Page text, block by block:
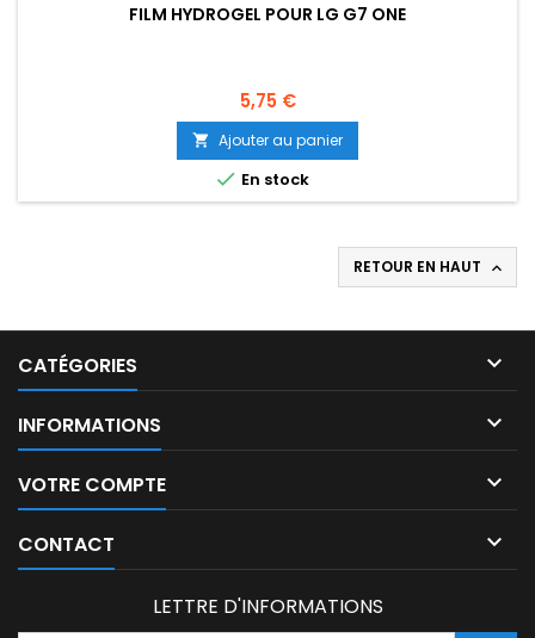
FILM HYDROGEL POUR LG G7 ONE
Prix
5,75 €
 Ajouter au panier
 En stock
RETOUR EN HAUT 
CATÉGORIES 
INFORMATIONS 
VOTRE COMPTE 
CONTACT 
LETTRE D'INFORMATIONS